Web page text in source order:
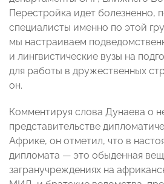
Перестройка идет болезненно,
специалисты именно по этой
мы настраиваем
и лингвистические вузы на
для работы в дружественных
он.
Комментируя слова Дунаева о
представительстве
Африке, он отметил, что в
дипломата — это обыденная
загранучреждениях на